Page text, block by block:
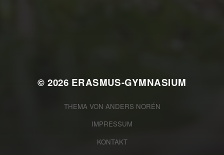
© 2026 ERASMUS-GYMNASIUM
THEMA VON ANDERS NORÉN
IMPRESSUM
KONTAKT